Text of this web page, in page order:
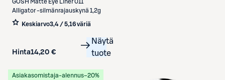
GOSH Matte Eye Liner 011
Alligator -silmänrajauskynä 1,2g
Keskiarvo3,4 / 5,16 väriä
Hinta14,20 €
Näytä
tuote
Asiakasomistaja-alennus−20%